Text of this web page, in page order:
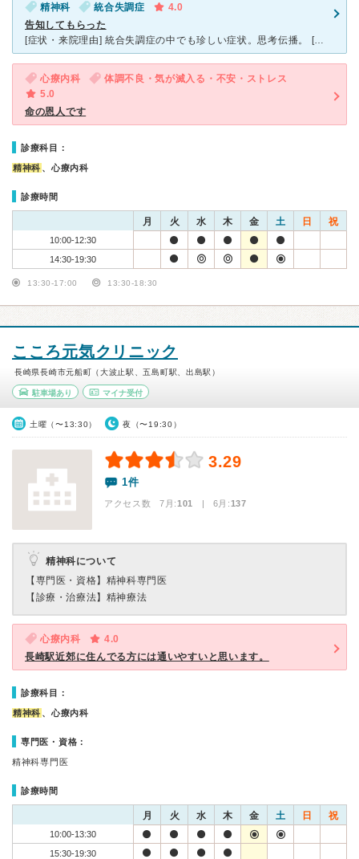
精神科 統合失調症
4.0
告知してもらった
[症状・来院理由] 統合失調症の中でも珍しい症状。思考伝播。 [医師の診断・治療法] 注射薬の投与。30年前の精神病薬では完治は無理だと告知される。精神科医は患者の心情を考慮してはっきりと言わな
心療内科
体調不良・気が滅入る・不安・ストレス
5.0
命の恩人です
診療科目：
精神科 、心療内科
診療時間
月 火 水 木 金 土 日 祝
10:00-12:30
14:30-19:30
13:30-17:00 13:30-18:30
こころ元気クリニック
長崎県長崎市元船町（大波止駅、五島町駅、出島駅）
駐車場あり マイナ受付
土曜（〜13:30） 夜（〜19:30）
3.29
1件
アクセス数 7月:101 | 6月:137
精神科について
【専門医・資格】 精神科専門医
【診療・治療法】 精神療法
心療内科
4.0
長崎駅近郊に住んでる方には通いやすいと思います。
診療科目：
精神科 、心療内科
専門医・資格：
精神科専門医
診療時間
月 火 水 木 金 土 日 祝
10:00-13:30
15:30-19:30